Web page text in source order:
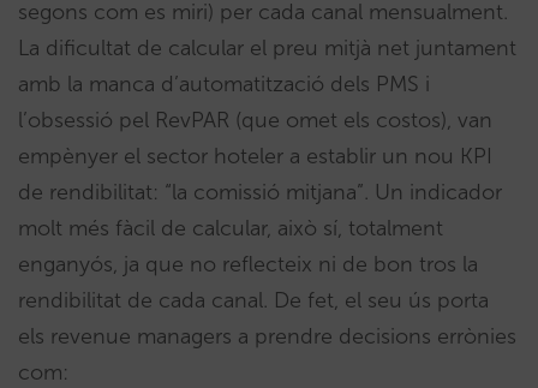
segons com es miri) per cada canal mensualment.
La dificultat de calcular el preu mitjà net juntament
amb la manca d’automatització dels PMS i
l’obsessió pel RevPAR (que omet els costos), van
empènyer el sector hoteler a establir un nou KPI
de rendibilitat: “la comissió mitjana”. Un indicador
molt més fàcil de calcular, això sí, totalment
enganyós, ja que no reflecteix ni de bon tros la
rendibilitat de cada canal. De fet, el seu ús porta
els revenue managers a prendre decisions errònies
com: